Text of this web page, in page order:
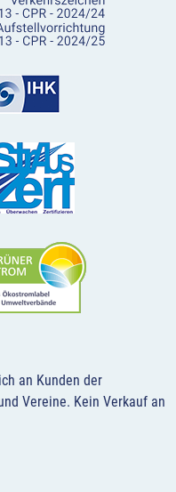
an Kunden der
Vereine. Kein Verkauf an